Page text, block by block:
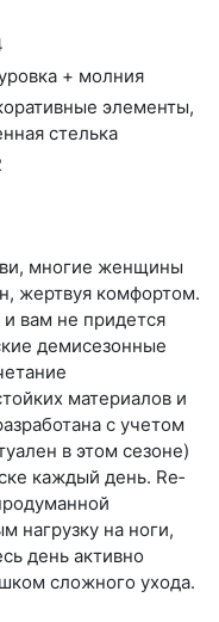
+ мол­ния
эле­мен­ты,
стель­ка
многие женщины
жертвуя комфортом.
вам не придется
демисезонные
материалов и
с учетом
в этом сезоне)
каждый день. Re­
нагрузку на ноги,
день активно
сложного ухода.